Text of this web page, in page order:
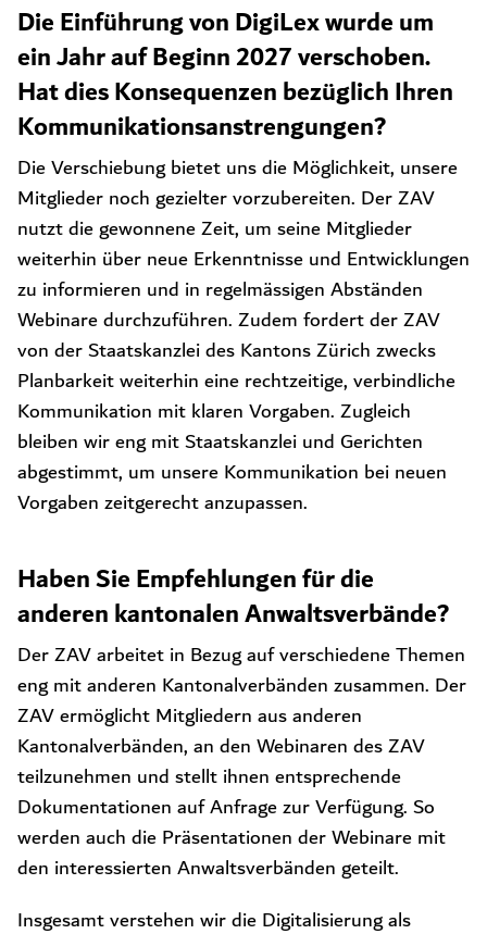
Die Einführung von DigiLex wurde um
ein Jahr auf Beginn 2027 verschoben.
Hat dies Konsequenzen bezüglich Ihren
Kommunikationsanstrengungen?
Die Verschiebung bietet uns die Möglichkeit, unsere
Mitglieder noch gezielter vorzubereiten. Der ZAV
nutzt die gewonnene Zeit, um seine Mitglieder
weiterhin über neue Erkenntnisse und Entwicklungen
zu informieren und in regelmässigen Abständen
Webinare durchzuführen. Zudem fordert der ZAV
von der Staatskanzlei des Kantons Zürich zwecks
Planbarkeit weiterhin eine rechtzeitige, verbindliche
Kommunikation mit klaren Vorgaben.Zugleich
bleiben wir eng mit Staatskanzlei und Gerichten
abgestimmt, um unsere Kommunikation bei neuen
Vorgaben zeitgerecht anzupassen.
Haben Sie Empfehlungen für die
anderen kantonalen Anwaltsverbände?
Der ZAV arbeitet in Bezug auf verschiedene Themen
eng mit anderen Kantonalverbänden zusammen. Der
ZAV ermöglicht Mitgliedern aus anderen
Kantonalverbänden, an den Webinaren des ZAV
teilzunehmen und stellt ihnen entsprechende
Dokumentationen auf Anfrage zur Verfügung. So
werden auch die Präsentationen der Webinare mit
den interessierten Anwaltsverbänden geteilt.
Insgesamt verstehen wir die Digitalisierung als